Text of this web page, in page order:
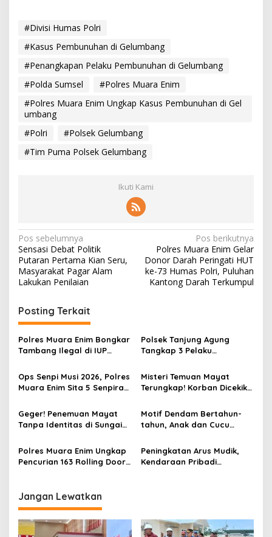
#Divisi Humas Polri
#Kasus Pembunuhan di Gelumbang
#Penangkapan Pelaku Pembunuhan di Gelumbang
#Polda Sumsel
#Polres Muara Enim
#Polres Muara Enim Ungkap Kasus Pembunuhan di Gel
umbang
#Polri
#Polsek Gelumbang
#Tim Puma Polsek Gelumbang
Ikuti Kami
N
a
v
g
a
s
p
o
s
Pos sebelumnya
Sensasi Debat Politik
Putaran Pertama Kian Seru,
Masyarakat Pagar Alam
Lakukan Penilaian
Pos berikutnya
Polres Muara Enim Gelar
Donor Darah Peringati HUT
ke-73 Humas Polri, Puluhan
Kantong Darah Terkumpul
Posting Terkait
Polres Muara Enim Bongkar
Tambang Ilegal di IUP
Miliar
Polsek Tanjung Agung
Tangkap 3 Pelaku
Satu Masih DPO
Ops Senpi Musi 2026, Polres
Muara Enim Sita 5 Senpira
Tersangka
Misteri Temuan Mayat
Terungkap! Korban Dicekik
Tewas, Jasad Dibakar dan
Dibuang ke Sungai Enim
Geger! Penemuan Mayat
Tanpa Identitas di Sungai
Motif Dendam Bertahun-
tahun, Anak dan Cucu
Polres Muara Enim Ungkap
Pencurian 163 Rolling Door
Peningkatan Arus Mudik,
Kendaraan Pribadi
Jangan Lewatkan